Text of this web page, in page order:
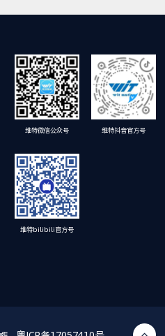
维特微信公众号 维特抖音官方号
维特bilibili官方号